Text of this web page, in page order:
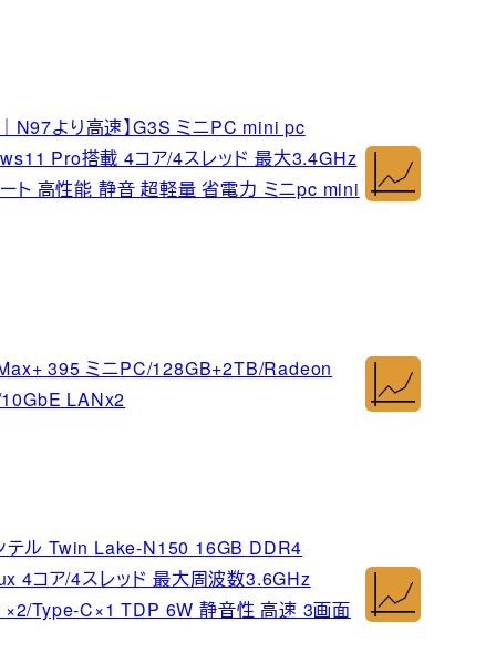
N97より高速】G3S ミニPC mini pc
Pro搭載 4コア/4スレッド 最大3.4GHz
高性能 静音 超軽量 省電力 ミニpc mini
395 ミニPC/128GB+2TB/Radeon
LANx2
ル Twin Lake-N150 16GB DDR4
コア/4スレッド 最大周波数3.6GHz
Type-C×1 TDP 6W 静音性 高速 3画面